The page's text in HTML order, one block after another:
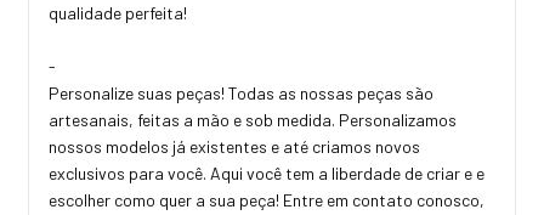
qualidade perfeita!
-
Personalize suas peças! Todas as nossas peças são
artesanais, feitas a mão e sob medida. Personalizamos
nossos modelos já existentes e até criamos novos
exclusivos para você. Aqui você tem a liberdade de criar e e
escolher como quer a sua peça! Entre em contato conosco,